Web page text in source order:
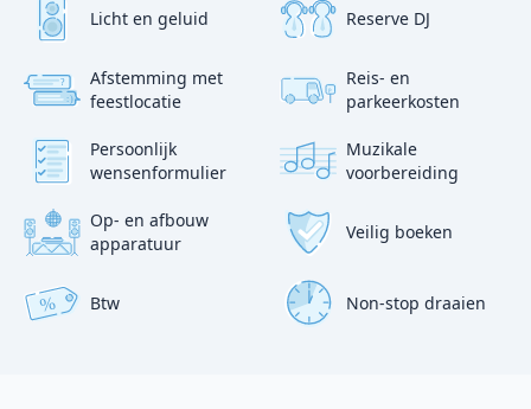
Licht en geluid Reserve DJ
?
:)
Afstemming met
feestlocatie
p
Reis- en
parkeerkosten
Persoonlijk
wensenformulier
Muzikale
voorbereiding
Op- en afbouw
apparatuur
Veilig boeken
% Btw Non-stop draaien